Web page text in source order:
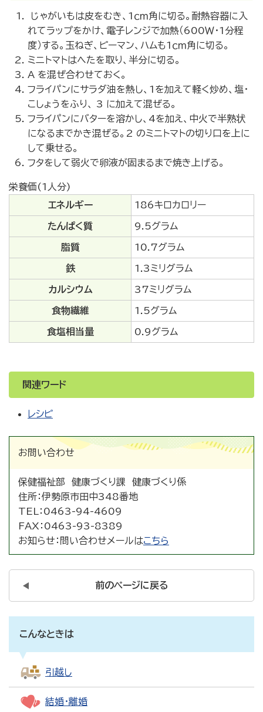
じゃがいもは皮をむき、1ｃｍ角に切る。耐熱容器に入
れてラップをかけ、電子レンジで加熱（600Ｗ・1分程
度）する。玉ねぎ、ピーマン、ハムも1ｃｍ角に切る。
ミニトマトはへたを取り、半分に切る。
A を混ぜ合わせておく。
フライパンにサラダ油を熱し、1を加えて軽く炒め、塩・
こしょうをふり、 3 に加えて混ぜる。
フライパンにバターを溶かし、4を加え、中火で半熟状
になるまでかき混ぜる。2 のミニトマトの切り口を上に
して乗せる。
フタをして弱火で卵液が固まるまで焼き上げる。
栄養価(1人分)
エネルギー
186キロカロリー
たんぱく質 9.5グラム
脂質 10.7グラム
鉄 1.3ミリグラム
カルシウム 37ミリグラム
食物繊維 1.5グラム
食塩相当量 0.9グラム
関連ワード
レシピ
お問い合わせ
保健福祉部 健康づくり課 健康づくり係
住所：伊勢原市田中348番地
TEL： 0463-94-4609
FAX： 0463-93-8389
お知らせ： 問い合わせメールはこちら
前のページに戻る
こんなときは
引越し
結婚・離婚